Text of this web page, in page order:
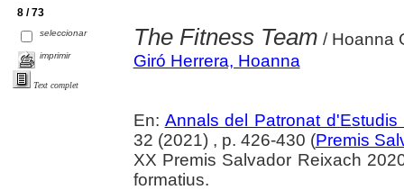
8 / 73
seleccionar
imprimir
Text complet
The Fitness Team / Hoanna
Giró Herrera, Hoanna
En: Annals del Patronat
32 (2021) , p. 426-430 (Premis
XX Premis Salvador Reixach
formatius.